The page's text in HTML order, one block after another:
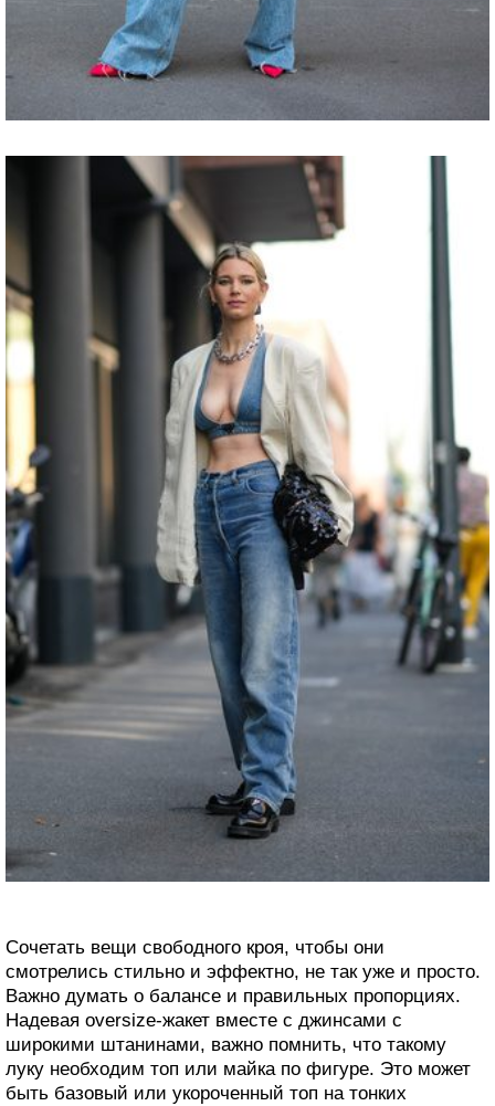
Сочетать вещи свободного кроя, чтобы они
смотрелись стильно и эффектно, не так уже и просто.
Важно думать о балансе и правильных пропорциях.
Надевая oversize-жакет вместе с джинсами с
широкими штанинами, важно помнить, что такому
луку необходим топ или майка по фигуре. Это может
быть базовый или укороченный топ на тонких